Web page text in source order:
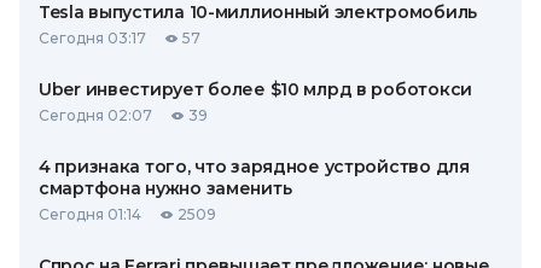
Tesla выпустила 10-миллионный электромобиль
Сегодня 03:17 57
Uber инвестирует более $10 млрд в роботокси
Сегодня 02:07 39
4 признака того, что зарядное устройство для
смартфона нужно заменить
Сегодня 01:14 2509